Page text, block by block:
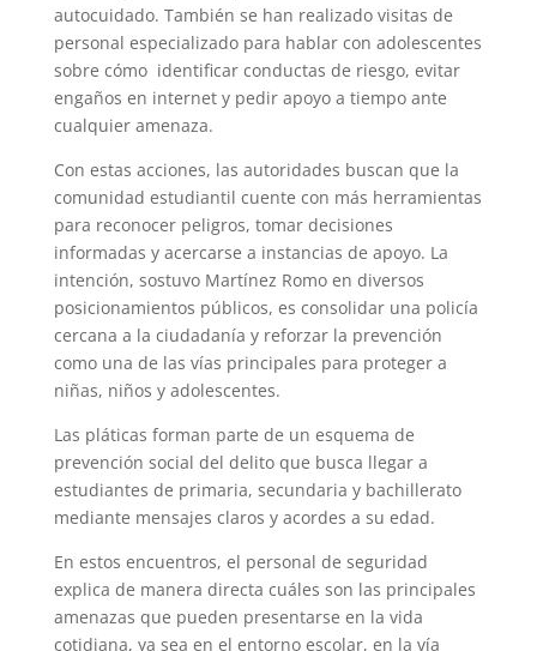
autocuidado. También se han realizado visitas de
personal especializado para hablar con adolescentes
sobre cómo identificar conductas de riesgo, evitar
engaños en internet y pedir apoyo a tiempo ante
cualquier amenaza.
Con estas acciones, las autoridades buscan que la
comunidad estudiantil cuente con más herramientas
para reconocer peligros, tomar decisiones
informadas y acercarse a instancias de apoyo. La
intención, sostuvo Martínez Romo en diversos
posicionamientos públicos, es consolidar una policía
cercana a la ciudadanía y reforzar la prevención
como una de las vías principales para proteger a
niñas, niños y adolescentes.
Las pláticas forman parte de un esquema de
prevención social del delito que busca llegar a
estudiantes de primaria, secundaria y bachillerato
mediante mensajes claros y acordes a su edad.
En estos encuentros, el personal de seguridad
explica de manera directa cuáles son las principales
amenazas que pueden presentarse en la vida
cotidiana, ya sea en el entorno escolar, en la vía